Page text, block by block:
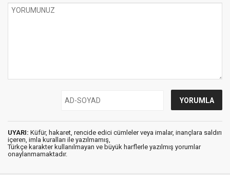
UYARI: Küfür, hakaret, rencide edici cümleler veya imalar, inançlara saldırı
içeren, imla kuralları ile yazılmamış,
Türkçe karakter kullanılmayan ve büyük harflerle yazılmış yorumlar
onaylanmamaktadır.